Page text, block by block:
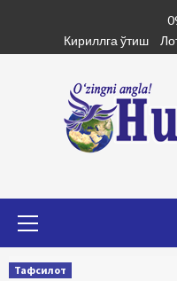
content
Кириллга ўтиш
Тафсилот